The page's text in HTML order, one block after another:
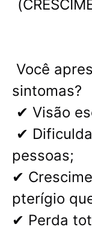
Você
sintomas?
✔ Visão
✔
pessoas;
✔
pterígio
✔ Perda